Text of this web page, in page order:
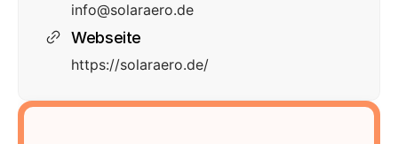
info@solaraero.de
Webseite
https://solaraero.de/